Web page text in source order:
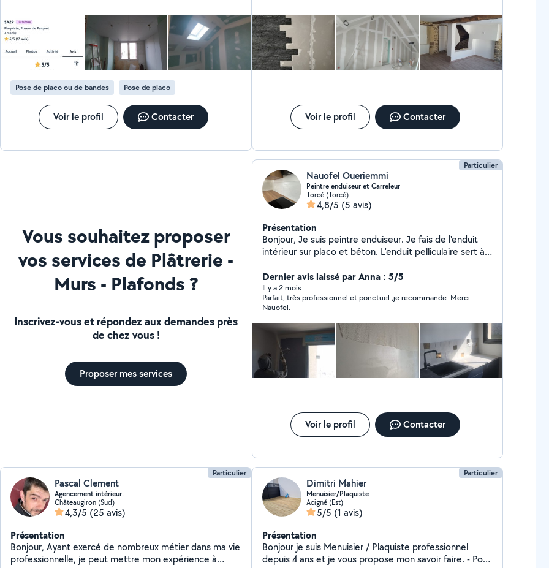
Pose de placo ou de bandes Pose de placo
Voir le profil Contacter Voir le profil Contacter
Vous souhaitez proposer
vos services de Plâtrerie -
Murs - Plafonds ?
Inscrivez-vous et répondez aux demandes près
de chez vous !
Proposer mes services
Particulier
Nauofel Oueriemmi
Peintre enduiseur et Carreleur
Torcé (Torcé)
4,8/5 (5 avis)
Présentation
Bonjour, Je suis peintre enduiseur. Je fais de l'enduit
intérieur sur placo et béton. L'enduit pelliculaire sert à
également carreleur depuis de nombreuses années.
Dernier avis laissé par Anna : 5/5
Il y a 2 mois
Parfait, très professionnel et ponctuel ,je recommande. Merci
Nauofel.
Voir le profil Contacter
Particulier
Pascal Clement
Agencement intérieur.
Châteaugiron (Sud)
4,3/5 (25 avis)
Présentation
Bonjour, Ayant exercé de nombreux métier dans ma vie
professionnelle, je peut mettre mon expérience à
Particulier
Dimitri Mahier
Menuisier/Plaquiste
Acigné (Est)
5/5 (1 avis)
Présentation
Bonjour je suis Menuisier / Plaquiste professionnel
depuis 4 ans et je vous propose mon savoir faire. - Pose